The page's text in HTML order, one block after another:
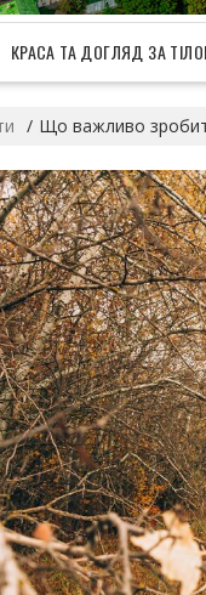
КРАСА ТА ДОГЛЯД ЗА
Що важливо